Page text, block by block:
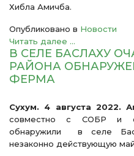
Хибла Амичба.
Опубликовано в Новости
Читать далее ...
В СЕЛЕ БАСЛАХУ
РАЙОНА
ФЕРМА
Сухум. 4 августа 2022.
совместно с СОБР и
обнаружили в селе
незаконно действующую